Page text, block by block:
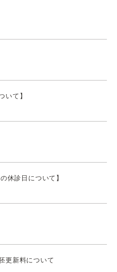
て】
休診日について】
更新料について